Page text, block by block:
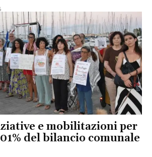
e mobilitazioni per
del bilancio comunale